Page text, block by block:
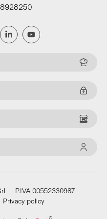
P.IVA 00552330987
Privacy policy